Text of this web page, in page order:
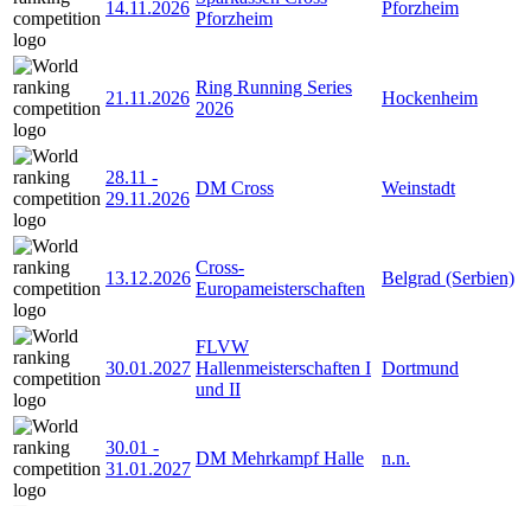
14.11.2026
Pforzheim
Pforzheim
21.11.2026
Ring Running Series
2026
Hockenheim
28.11 -
29.11.2026
DM Cross Weinstadt
13.12.2026
Cross-
Europameisterschaften
Belgrad (Serbien)
30.01.2027
FLVW
Hallenmeisterschaften I
und II
Dortmund
30.01 -
31.01.2027
DM Mehrkampf Halle n.n.